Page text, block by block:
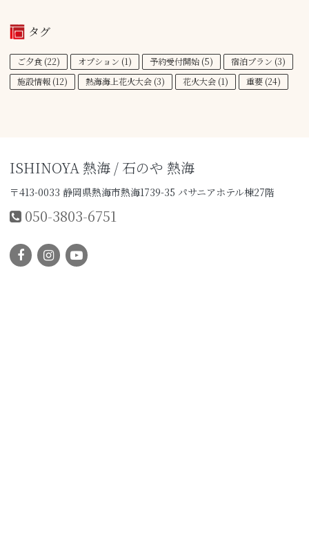
タグ
ご夕食 (22) オプション (1) 予約受付開始 (5) 宿泊プラン (3)
施設情報 (12) 熱海海上花火大会 (3) 花火大会 (1) 重要 (24)
ISHINOYA 熱海 / 石のや 熱海
〒413-0033 静岡県熱海市熱海1739-35 パサニアホテル棟27階
050-3803-6751